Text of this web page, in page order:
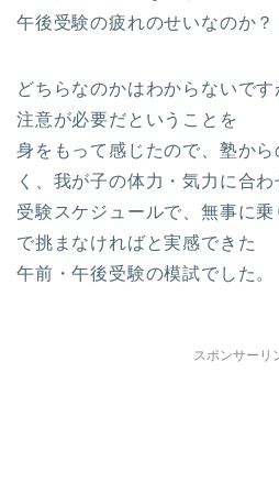
午後受験の疲れのせいなのか？
どちらなのかはわからないで
注意が必要だということを
身をもって感じたので、塾か
く、我が子の体力・気力に合わ
受験スケジュールで、無事に
で挑まなければと実感できた
午前・午後受験の模試でした。
スポンサーリ